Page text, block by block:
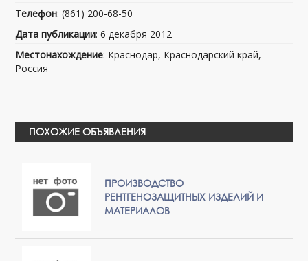
Телефон: (861) 200-68-50
Дата публикации: 6 декабря 2012
Местонахождение: Краснодар, Краснодарский край,
Россия
ПОХОЖИЕ ОБЪЯВЛЕНИЯ
ПРОИЗВОДСТВО
РЕНТГЕНОЗАЩИТНЫХ ИЗДЕЛИЙ И
МАТЕРИАЛОВ